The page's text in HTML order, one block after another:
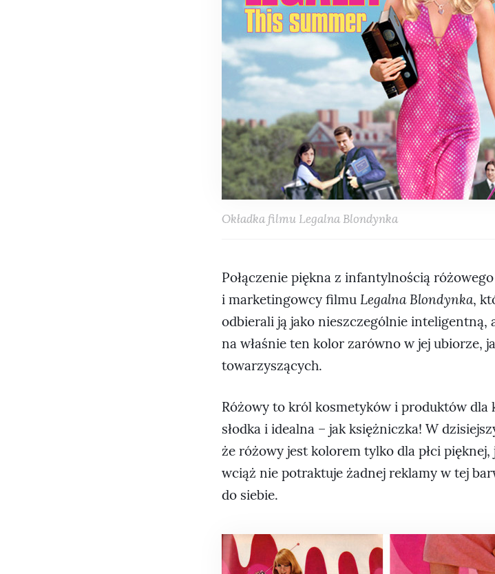
Okładka filmu Legalna Blondynka
Połączenie piękna z infantylnością
i marketingowcy filmu Legalna Blondynka,
odbierali ją jako nieszczególnie inteligentną,
na właśnie ten kolor zarówno w jej ubiorze,
towarzyszących.
Różowy to król kosmetyków i produktów dla
słodka i idealna – jak księżniczka! W
że różowy jest kolorem tylko dla płci
wciąż nie potraktuje żadnej reklamy w tej
do siebie.